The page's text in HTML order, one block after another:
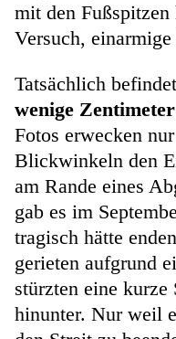
mit den Fußspitzen
Versuch,
Tatsächlich
wenige
Fotos erwecken
Blickwinkeln den
am Rande eines
gab es im
tragisch hätte
gerieten aufgrund
stürzten eine
hinunter. Nur weil